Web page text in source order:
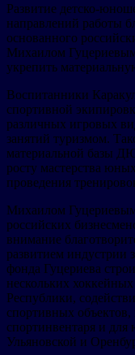
Развитие детско-
направлений работы
основанного
Михаилом
укрепить
Воспитанники
спортивной
различных игровых
занятий туризмом.
материальной базы
росту мастерства
проведения
Михаилом
российских
внимание
развитием индустрии
фонда Гуцериева
нескольких
Республики,
спортивных
спортинвентаря и
Ульяновской и